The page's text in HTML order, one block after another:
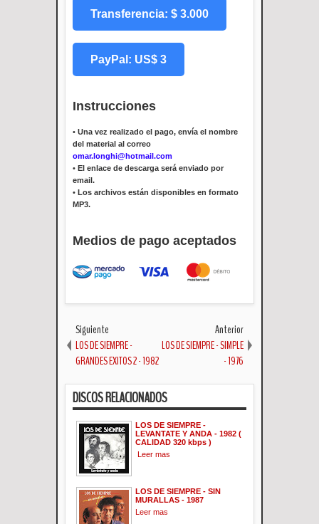
Transferencia: $ 3.000
PayPal: US$ 3
Instrucciones
• Una vez realizado el pago, envía el nombre
del material al correo
omar.longhi@hotmail.com
• El enlace de descarga será enviado por
email.
• Los archivos están disponibles en formato
MP3.
Medios de pago aceptados
Siguiente
LOS DE SIEMPRE -
GRANDES EXITOS 2 - 1982
Anterior
LOS DE SIEMPRE - SIMPLE
- 1976
DISCOS RELACIONADOS
LOS DE SIEMPRE -
LEVANTATE Y ANDA - 1982 (
CALIDAD 320 kbps )
Leer mas
LOS DE SIEMPRE - SIN
MURALLAS - 1987
Leer mas